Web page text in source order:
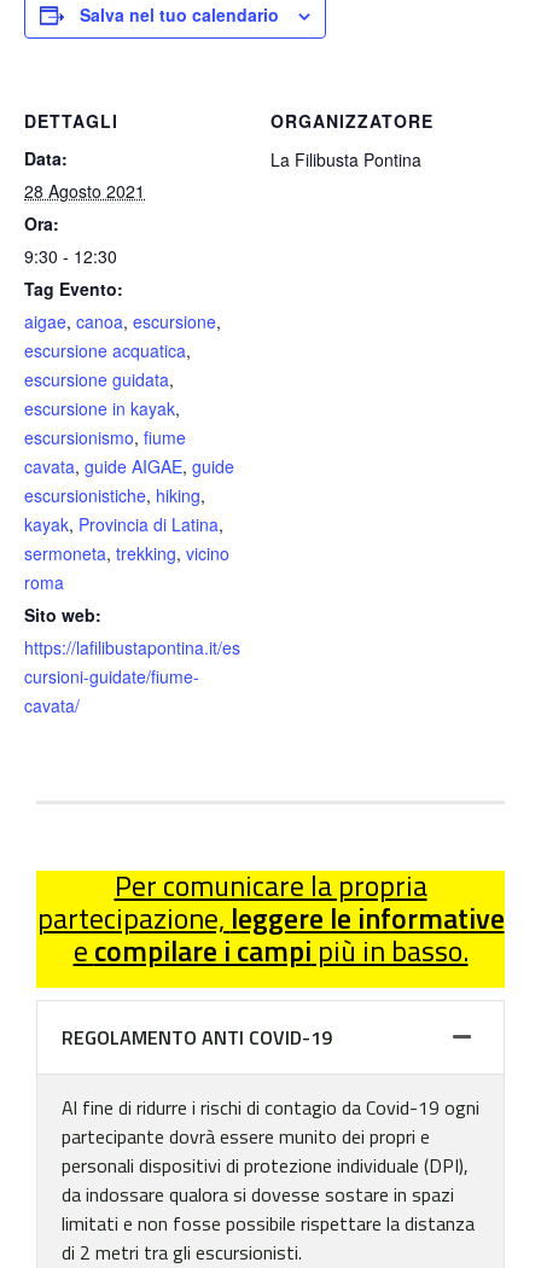
Salva nel tuo calendario
DETTAGLI
Data:
28 Agosto 2021
Ora:
9:30 - 12:30
Tag Evento:
aigae, canoa, escursione,
escursione acquatica,
escursione guidata,
escursione in kayak,
escursionismo, fiume
cavata, guide AIGAE, guide
escursionistiche, hiking,
kayak, Provincia di Latina,
sermoneta, trekking, vicino
roma
Sito web:
https://lafilibustapontina.it/es
cursioni-guidate/fiume-
cavata/
ORGANIZZATORE
La Filibusta Pontina
Per comunicare la propria
partecipazione, leggere le informative
ecompilare i campi più in basso.
REGOLAMENTO ANTI COVID-19
Al fine di ridurre i rischi di contagio da Covid-19 ogni
partecipante dovrà essere munito dei propri e
personali dispositivi di protezione individuale (DPI),
da indossare qualora si dovesse sostare in spazi
limitati e non fosse possibile rispettare la distanza
di 2 metri tra gli escursionisti.